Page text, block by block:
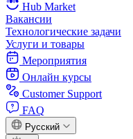
Hub Market
Вакансии
Технологические задачи
Услуги и товары
Мероприятия
Онлайн курсы
Customer Support
FAQ
Русский